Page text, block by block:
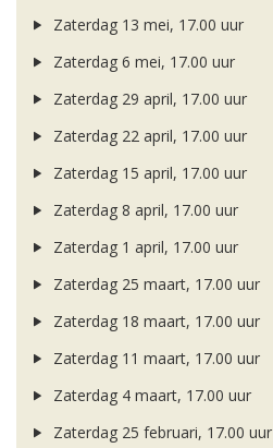
Zaterdag 13 mei, 17.00 uur
Zaterdag 6 mei, 17.00 uur
Zaterdag 29 april, 17.00 uur
Zaterdag 22 april, 17.00 uur
Zaterdag 15 april, 17.00 uur
Zaterdag 8 april, 17.00 uur
Zaterdag 1 april, 17.00 uur
Zaterdag 25 maart, 17.00 uur
Zaterdag 18 maart, 17.00 uur
Zaterdag 11 maart, 17.00 uur
Zaterdag 4 maart, 17.00 uur
Zaterdag 25 februari, 17.00 uur